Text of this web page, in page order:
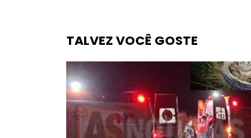
TALVEZ VOCÊ GOSTE